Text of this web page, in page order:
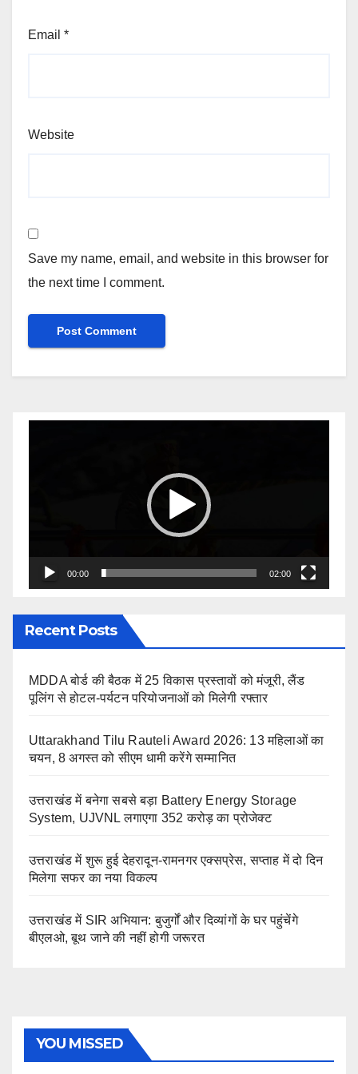
Email *
Website
Save my name, email, and website in this browser for
the next time I comment.
00:00 02:00
Recent Posts
MDDA बोर्ड की बैठक में 25 विकास प्रस्तावों को मंजूरी, लैंड
पूलिंग से होटल-पर्यटन परियोजनाओं को मिलेगी रफ्तार
Uttarakhand Tilu Rauteli Award 2026: 13 महिलाओं का
चयन, 8 अगस्त को सीएम धामी करेंगे सम्मानित
उत्तराखंड में बनेगा सबसे बड़ा Battery Energy Storage
System, UJVNL लगाएगा 352 करोड़ का प्रोजेक्ट
उत्तराखंड में शुरू हुई देहरादून-रामनगर एक्सप्रेस, सप्ताह में दो दिन
मिलेगा सफर का नया विकल्प
उत्तराखंड में SIR अभियान: बुजुर्गों और दिव्यांगों के घर पहुंचेंगे
बीएलओ, बूथ जाने की नहीं होगी जरूरत
YOU MISSED